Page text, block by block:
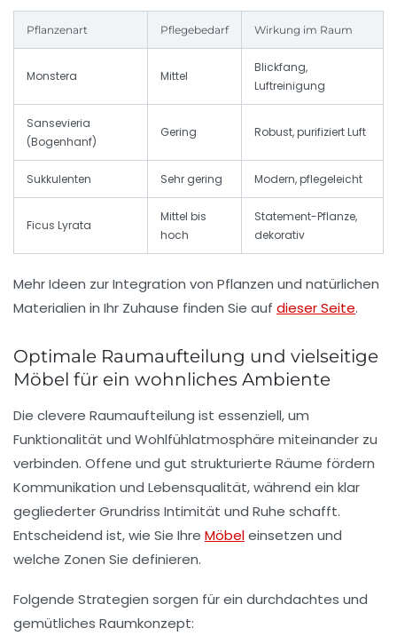
Pflanzenart Pflegebedarf Wirkung im Raum
Monstera Mittel
Blickfang,
Luftreinigung
Sansevieria
(Bogenhanf)
Gering Robust, purifiziert Luft
Sukkulenten Sehr gering Modern, pflegeleicht
Ficus Lyrata
Mittel bis
hoch
Statement-Pflanze,
dekorativ
Mehr Ideen zur Integration von Pflanzen und natürlichen
Materialien in Ihr Zuhause finden Sie auf dieser Seite.
Optimale Raumaufteilung und vielseitige
Möbel für ein wohnliches Ambiente
Die clevere Raumaufteilung ist essenziell, um
Funktionalität und Wohlfühlatmosphäre miteinander zu
verbinden. Offene und gut strukturierte Räume fördern
Kommunikation und Lebensqualität, während ein klar
gegliederter Grundriss Intimität und Ruhe schafft.
Entscheidend ist, wie Sie Ihre Möbeleinsetzen und
welche Zonen Sie definieren.
Folgende Strategien sorgen für ein durchdachtes und
gemütliches Raumkonzept: